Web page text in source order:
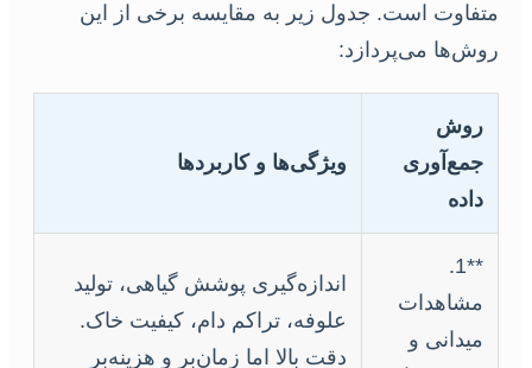
متفاوت است. جدول زیر به مقایسه برخی از این
روش‌ها می‌پردازد:
روش
جمع‌آوری
داده
ویژگی‌ها و کاربردها
**1.
مشاهدات
میدانی و
اندازه‌گیری پوشش گیاهی، تولید
علوفه، تراکم دام، کیفیت خاک.
دقت بالا اما زمان‌بر و هزینه‌بر